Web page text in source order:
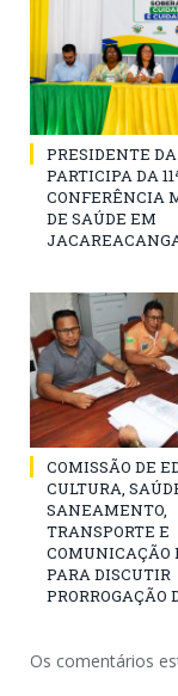
PRESIDENTE
PARTICIPA DA
CONFERÊNCIA
DE SAÚDE EM
COMISSÃO DE
CULTURA,
SANEAMENTO,
TRANSPORTE E
COMUNICAÇÃO
PARA DISCUTIR
PRORROGAÇÃO
Os comentários